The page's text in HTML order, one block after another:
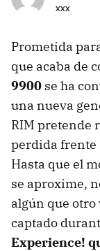
xxx
Prometida
que acaba de
9900 se ha
una nueva
RIM pretende
perdida frente
Hasta que el
se aproxime,
algún que otro
captado
Experience!